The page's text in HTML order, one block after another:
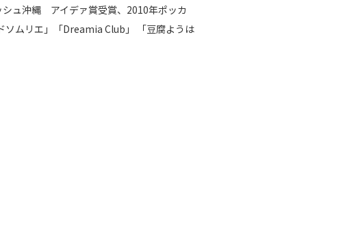
ュ沖縄 アイデァ賞受賞、2010年ポッカ
ムリエ」「Dreamia Club」 「豆腐ようは